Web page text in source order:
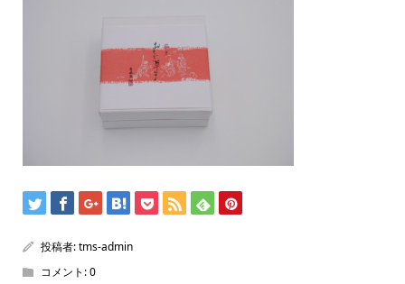
投稿者:tms-admin
コメント:0